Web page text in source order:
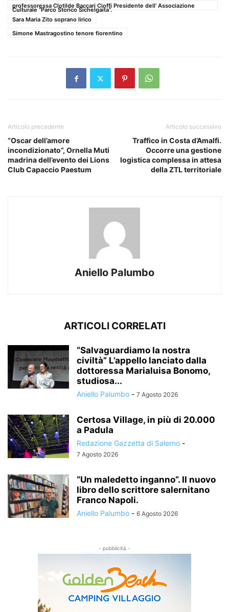
professoressa Clotilde Baccari Cioffi Presidente dell’ Associazione
Culturale “Parco Storico Sichelgaita”.
Sara Maria Zito soprano lirico
Simone Mastragostino tenore fiorentino
Articolo precedente
“Oscar dell’amore
incondizionato”, Ornella Muti
madrina dell’evento dei Lions
Club Capaccio Paestum
Articolo successivo
Traffico in Costa d’Amalfi.
Occorre una gestione
logistica complessa in attesa
della ZTL territoriale
Aniello Palumbo
ARTICOLI CORRELATI
“Salvaguardiamo la nostra
civiltà” L’appello lanciato dalla
dottoressa Marialuisa Bonomo,
studiosa...
Aniello Palumbo - 7 Agosto 2026
Certosa Village, in più di 20.000
a Padula
Redazione Gazzetta di Salerno -
7 Agosto 2026
“Un maledetto inganno”. Il nuovo
libro dello scrittore salernitano
Franco Napoli.
Aniello Palumbo - 6 Agosto 2026
- pubblicità -